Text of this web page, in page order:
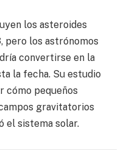
los asteroides
, pero los astrónomos
convertirse en la
la fecha. Su estudio
cómo pequeños
gravitatorios
el sistema solar.